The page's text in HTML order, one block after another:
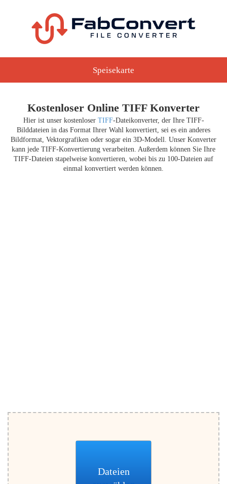
Speisekarte
Kostenloser Online TIFF Konverter
Hier ist unser kostenloser TIFF-Dateikonverter, der Ihre TIFF-
Bilddateien in das Format Ihrer Wahl konvertiert, sei es ein anderes
Bildformat, Vektorgrafiken oder sogar ein 3D-Modell. Unser Konverter
kann jede TIFF-Konvertierung verarbeiten. Außerdem können Sie Ihre
TIFF-Dateien stapelweise konvertieren, wobei bis zu 100-Dateien auf
einmal konvertiert werden können.
Dateien